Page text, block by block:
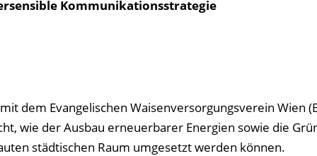
Kommunikationsstrategie
dem Evangelischen Waisen­versorgungs­verein Wien
wie der Ausbau erneuerbarer Energien sowie die
städtischen Raum umgesetzt werden können.